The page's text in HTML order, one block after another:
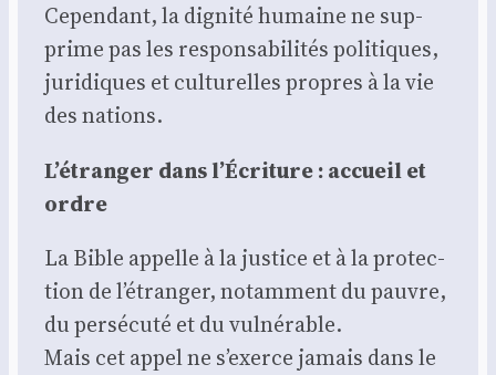
Cepen­dant, la digni­té humaine ne sup­
prime pas les res­pon­sa­bi­li­tés poli­tiques,
juri­diques et cultu­relles propres à la vie
des nations.
L’étranger dans l’Écriture : accueil et
ordre
La Bible appelle à la jus­tice et à la pro­tec­
tion de l’étranger, notam­ment du pauvre,
du per­sé­cu­té et du vul­né­rable.
Mais cet appel ne s’exerce jamais dans le